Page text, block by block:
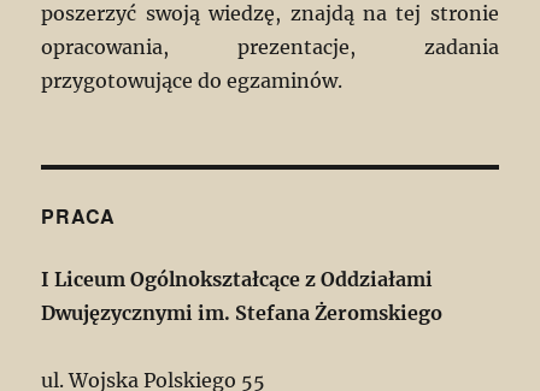
poszerzyć swoją wiedzę, znajdą na tej stronie
opracowania, prezentacje, zadania
przygotowujące do egzaminów.
PRACA
I Liceum Ogólnokształcące z Oddziałami
Dwujęzycznymi im. Stefana Żeromskiego
ul. Wojska Polskiego 55